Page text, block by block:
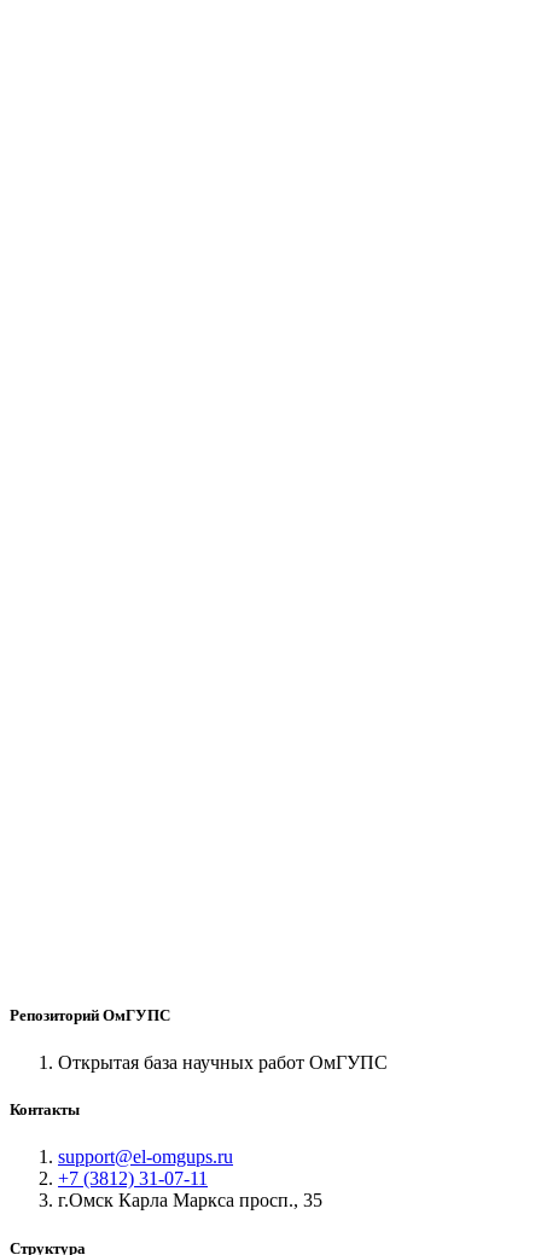
Репозиторий ОмГУПС
Открытая база научных работ ОмГУПС
Контакты
support@el-omgups.ru
+7 (3812) 31-07-11
г.Омск Карла Маркса просп., 35
Структура